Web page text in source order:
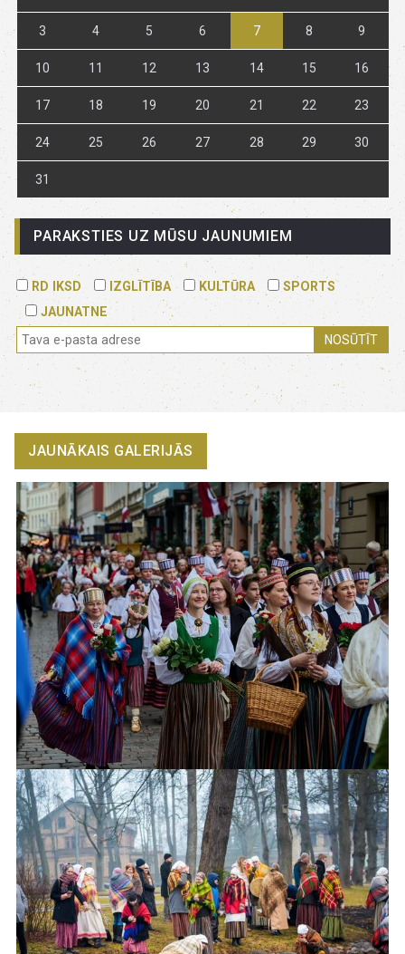
3 4 5 6 7 8 9
10 11 12 13 14 15 16
17 18 19 20 21 22 23
24 25 26 27 28 29 30
31
PARAKSTIES UZ MŪSU JAUNUMIEM
RD IKSD IZGLĪTĪBA KULTŪRA
SPORTS
JAUNATNE
NOSŪTĪT
JAUNĀKAIS GALERIJĀS